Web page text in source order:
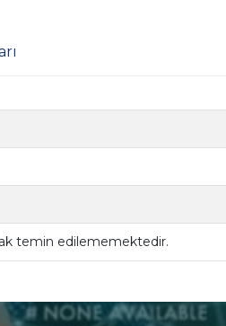
temin edilememektedir.